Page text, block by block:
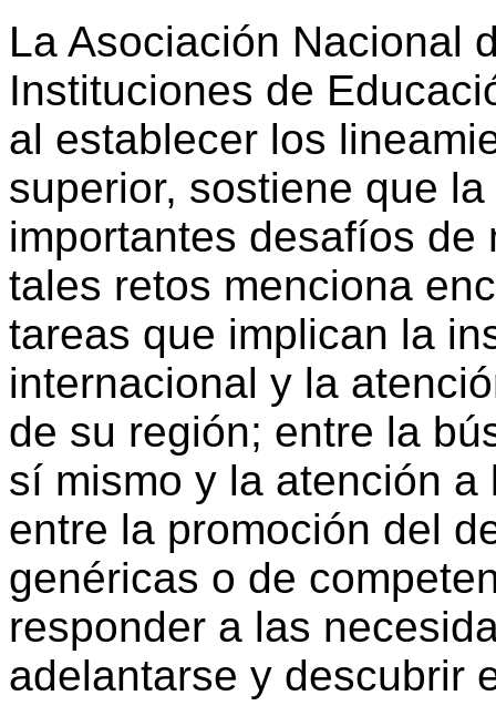
La Asociación Nacional
Instituciones de
al establecer los
superior, sostiene que
importantes desafíos de
tales retos menciona
tareas que implican la
internacional y la
de su región; entre la
sí mismo y la atención
entre la promoción del
genéricas o de
responder a las
adelantarse y descubrir